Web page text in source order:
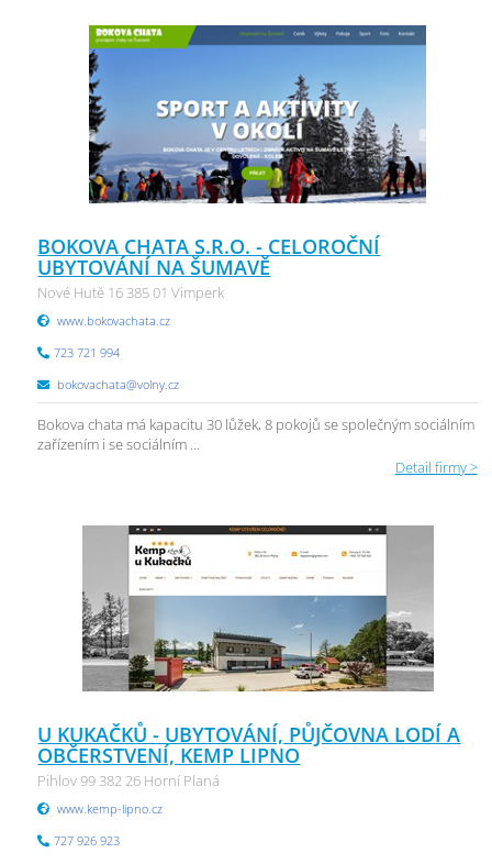
BOKOVA CHATA S.R.O. - CELOROČNÍ
UBYTOVÁNÍ NA ŠUMAVĚ
Nové Hutě 16 385 01 Vimperk
www.bokovachata.cz
723 721 994
bokovachata@volny.cz
Bokova chata má kapacitu 30 lůžek, 8 pokojů se společným sociálním
zařízením i se sociálním ...
Detail firmy >
U KUKAČKŮ - UBYTOVÁNÍ, PŮJČOVNA LODÍ A
OBČERSTVENÍ, KEMP LIPNO
Pihlov 99 382 26 Horní Planá
www.kemp-lipno.cz
727 926 923